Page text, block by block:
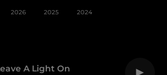
A Light On
2026 2025 2024